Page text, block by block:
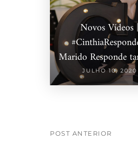
Novos Vídeos
Marido Responde
JULHO 10, 2020
POST ANTERIOR